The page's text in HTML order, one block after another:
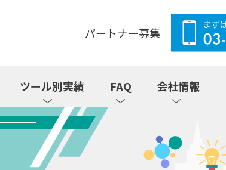
パートナー募集
ツール別実績 FAQ 会社情報